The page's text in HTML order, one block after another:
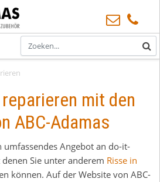
mit den
ABC-Adamas
umfassendes Angebot an do-it-
Sie unter anderem Risse in
können. Auf der Website von ABC-